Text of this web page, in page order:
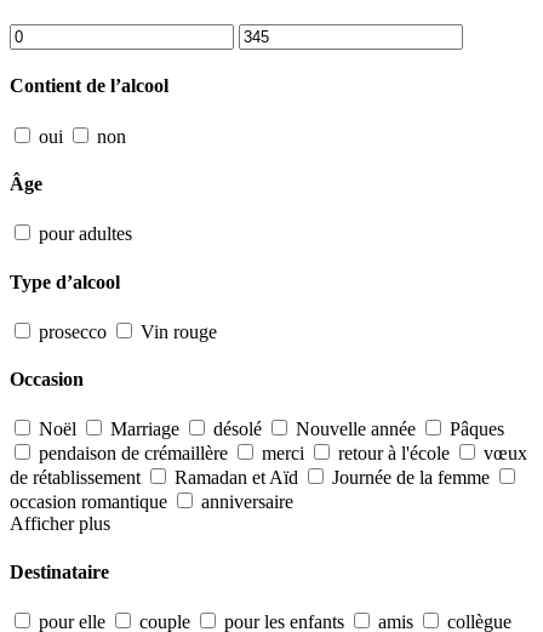
Contient de l’alcool
oui non
Âge
pour adultes
Type d’alcool
prosecco Vin rouge
Occasion
Noël Marriage désolé Nouvelle année
Pâques
pendaison de crémaillère
merci retour à l'école
vœux
de rétablissement
Ramadan et Aïd
Journée de la femme
occasion romantique
anniversaire
Afficher plus
Destinataire
pour elle couple pour les enfants amis
collègue